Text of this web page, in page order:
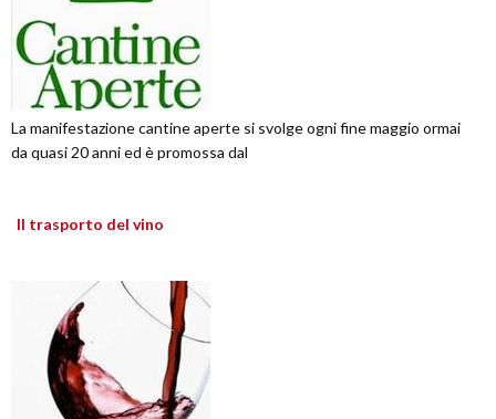
La manifestazione cantine aperte si svolge ogni fine maggio ormai
da quasi 20 anni ed è promossa dal
Il trasporto del vino